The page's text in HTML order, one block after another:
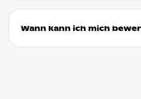
Wann kann ich mich